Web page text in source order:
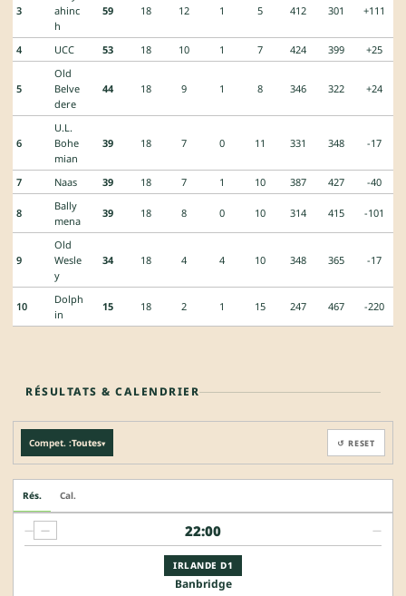
3
ahinc
h
59 18 12 1 5 412 301 +111
4 UCC 53 18 10 1 7 424 399 +25
5
Old
Belve
dere
44 18 9 1 8 346 322 +24
6
U.L.
Bohe
mian
39 18 7 0 11 331 348 -17
7 Naas 39 18 7 1 10 387 427 -40
8
Bally
mena
39 18 8 0 10 314 415 -101
9
Old
Wesle
y
34 18 4 4 10 348 365 -17
10
Dolph
in
15 18 2 1 15 247 467 -220
RÉSULTATS & CALENDRIER
Compet. :Toutes▾ ↺ RESET
Rés. Cal.
22:00
IRLANDE D1
Banbridge
— — —